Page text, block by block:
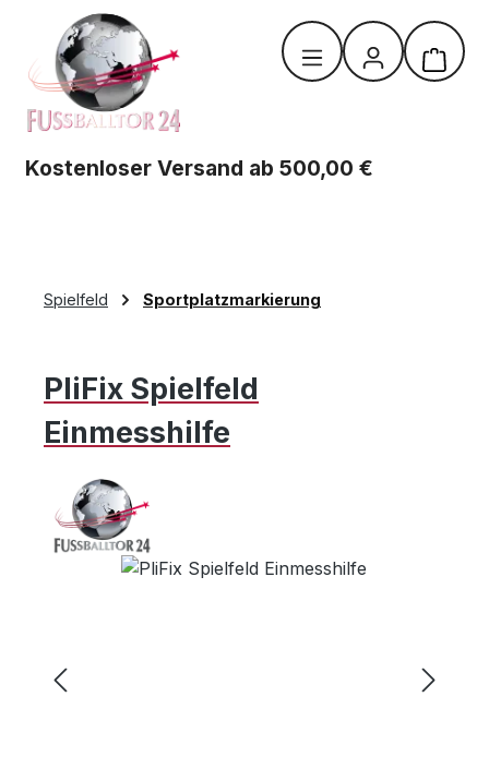
Zum Hauptinhalt springen
Kostenloser Versand ab 500,00 €
Spielfeld Sportplatzmarkierung
PliFix Spielfeld
Einmesshilfe
Bildergalerie überspringen